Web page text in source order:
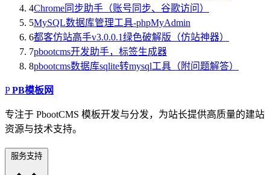
4Chrome同步助手（账号同步、谷歌访问）
5MySQL数据库管理工具-phpMyAdmin
6都客仿站高手v3.0.0.1绿色破解版（仿站神器）
7pbootcms开发助手，标签生成器
8pbootcms数据库sqlite转mysql工具（附问题解答）
P PB模板网
专注于 PbootCMS 模板开发与分发，为站长提供高质量的建站
资源与技术支持。
服务支持